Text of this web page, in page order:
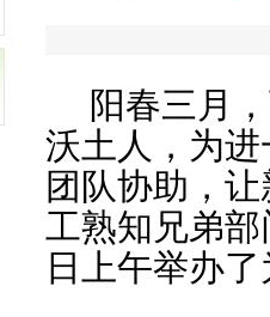
阳春三月
沃土人，为
团队协助，
工熟知兄弟
日上午举办